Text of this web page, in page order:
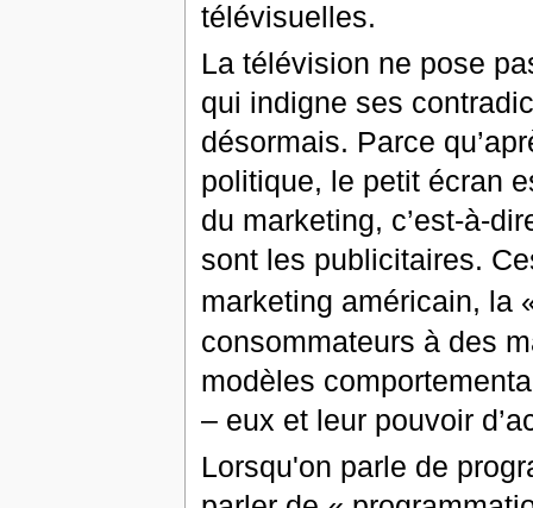
télévisuelles.
La télévision ne pose
qui indigne ses
désormais. Parce
politique, le petit écran
du marketing, c’est-à-
sont les publicitaires.
marketing américain, la
consommateurs à des
modèles
– eux et leur pouvoir
Lorsqu'on parle de